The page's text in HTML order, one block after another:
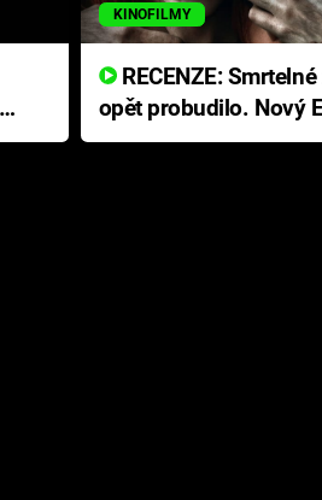
KINOFILMY
RECENZE: Smrtelné zlo se
opět probudilo. Nový
přichází s